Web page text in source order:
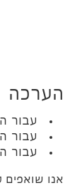
הערכה
עבור
עבור
עבור
אנו שואפים